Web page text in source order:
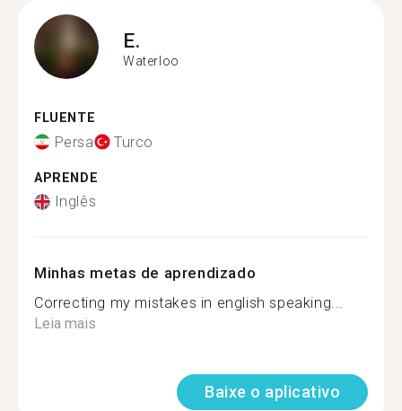
E.
Waterloo
FLUENTE
Persa Turco
APRENDE
Inglês
Minhas metas de aprendizado
Correcting my mistakes in english speaking...
Leia mais
Baixe o aplicativo